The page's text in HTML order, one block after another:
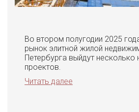
Во втором полугодии 2025
рынок элитной жилой
Петербурга выйдут несколько
проектов.
Читать далее